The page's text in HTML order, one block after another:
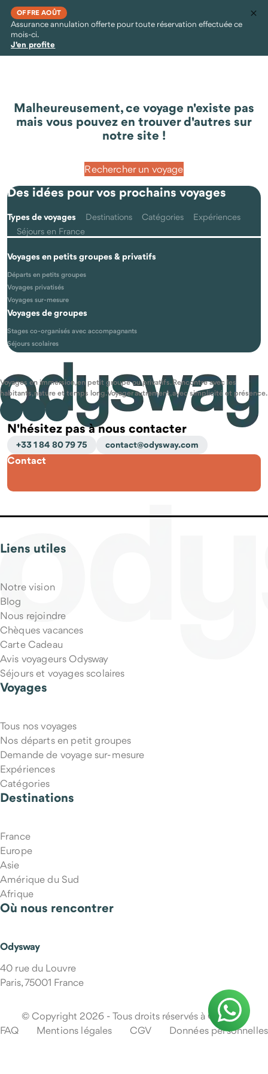
OFFRE AOÛT
Assurance annulation offerte pour toute réservation effectuée ce
mois-ci.
J'en profite
Malheureusement, ce voyage n'existe pas
mais vous pouvez en trouver d'autres sur
notre site !
Rechercher un voyage
Des idées pour vos prochains voyages
Types de voyages Destinations Catégories
Expériences
Séjours en France
Voyages en petits groupes & privatifs
Départs en petits groupes
Voyages privatisés
Voyages sur-mesure
Voyages de groupes
Stages co-organisés avec accompagnants
Séjours scolaires
Voyages en immersion, en petit groupe ou privatifs. Rencontre avec les
habitants, nature et temps long. Voyager autrement, avec simplicité et présence.
N'hésitez pas à nous contacter
+33 1 84 80 79 75 contact@odysway.com
Contact
Liens utiles
Notre vision
Blog
Nous rejoindre
Chèques vacances
Carte Cadeau
Avis voyageurs Odysway
Séjours et voyages scolaires
Voyages
Tous nos voyages
Nos départs en petit groupes
Demande de voyage sur-mesure
Expériences
Catégories
Destinations
France
Europe
Asie
Amérique du Sud
Afrique
Où nous rencontrer
Odysway
40 rue du Louvre
Paris, 75001 France
© Copyright 2026 - Tous droits réservés à Odysway
FAQ
Mentions légales CGV Données personnelles